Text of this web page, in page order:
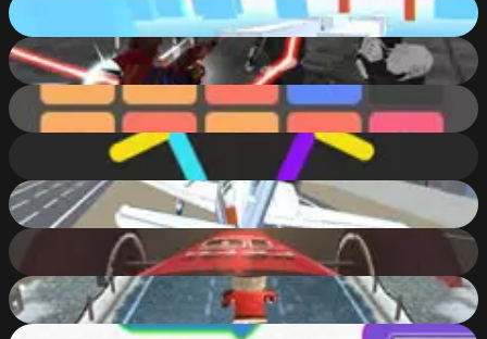
75
Samurai Sword
68%
Just Get 10
54
%
Color Switch
74
Free Flight Sim
79%
Formula Online
75
Santas Endless Rush
54%